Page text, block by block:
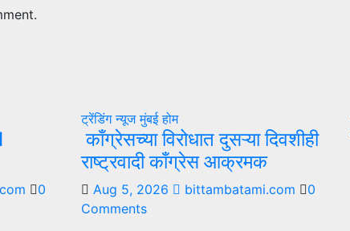
0
ट्रेंडिंग न्यूजमुंबईहोम
काँग्रेसच्या विरोधात दुसऱ्या दिवशीही
राष्ट्रवादी काँग्रेस आक्रमक
Aug 5, 2026 bittambatami.com
0
Comments